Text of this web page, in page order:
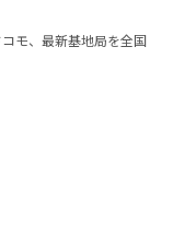
モ、最新基地局を全国